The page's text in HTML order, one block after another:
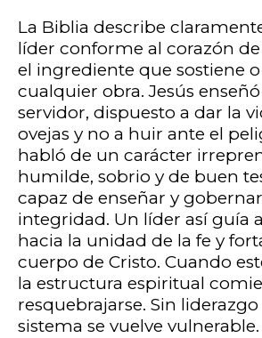
La Biblia describe
líder conforme al corazón de
el ingrediente que sostiene
cualquier obra. Jesús
servidor, dispuesto a dar la
ovejas y no a huir ante el
habló de un carácter
humilde, sobrio y de buen
capaz de enseñar y
integridad. Un líder así guía
hacia la unidad de la fe y
cuerpo de Cristo. Cuando
la estructura espiritual
resquebrajarse. Sin
sistema se vuelve vulnerable.